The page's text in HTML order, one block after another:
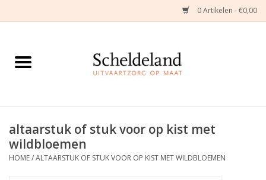
0 Artikelen - €0,00
Home
Herinneringsjuwelen
Zijden Bloemstukken
altaarstuk of stuk voor op kist met
wildbloemen
HOME/ALTAARSTUK OF STUK VOOR OP KIST MET WILDBLOEMEN